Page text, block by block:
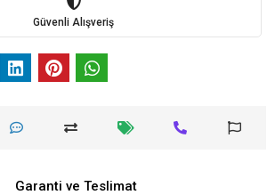
Güvenli Alışveriş
Garanti ve Teslimat